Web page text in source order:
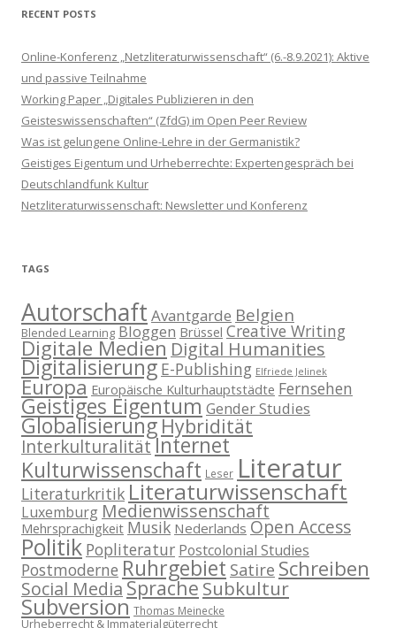
RECENT POSTS
Online-Konferenz „Netzliteraturwissenschaft“ (6.-8.9.2021): Aktive
und passive Teilnahme
Working Paper „Digitales Publizieren in den
Geisteswissenschaften“ (ZfdG) im Open Peer Review
Was ist gelungene Online-Lehre in der Germanistik?
Geistiges Eigentum und Urheberrechte: Expertengespräch bei
Deutschlandfunk Kultur
Netzliteraturwissenschaft: Newsletter und Konferenz
TAGS
Autorschaft Avantgarde Belgien
Blended Learning Bloggen Brüssel Creative Writing
Digitale Medien Digital Humanities
Digitalisierung E-Publishing Elfriede Jelinek
Europa Europäische Kulturhauptstädte Fernsehen
Geistiges Eigentum Gender Studies
GlobalisierungHybridität
InterkulturalitätInternet
Kulturwissenschaft Leser Literatur
LiteraturkritikLiteraturwissenschaft
Luxemburg Medienwissenschaft
Mehrsprachigkeit Musik Nederlands Open Access
Politik Popliteratur Postcolonial Studies
Postmoderne Ruhrgebiet Satire Schreiben
Social MediaSpracheSubkultur
Subversion Thomas Meinecke
Urheberrecht & Immaterialgüterrecht